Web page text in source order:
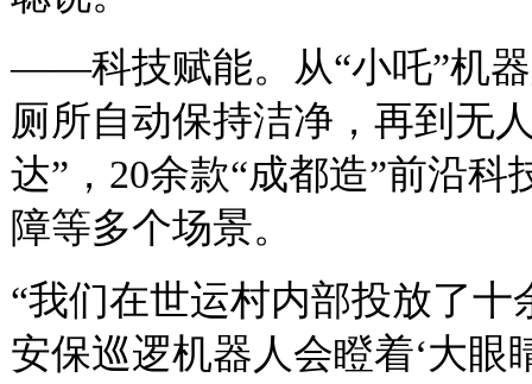
——科技赋能。从“小吒”机
厕所自动保持洁净，再到无
达”，20余款“成都造”前沿
障等多个场景。
“我们在世运村内部投放了
安保巡逻机器人会瞪着‘大眼